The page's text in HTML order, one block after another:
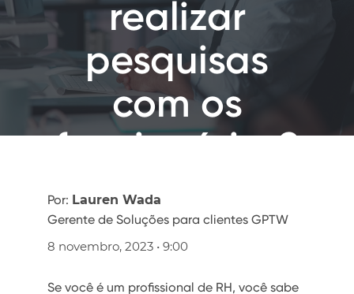
realizar
pesquisas
com os
funcionários?
Por: Lauren Wada
Gerente de Soluções para clientes GPTW
8 novembro, 2023 • 9:00
Se você é um profissional de RH, você sabe